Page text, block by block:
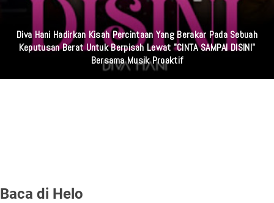
Diva Hani Hadirkan Kisah Percintaan Yang Berakar Pada Sebuah
Keputusan Berat Untuk Berpisah Lewat "CINTA SAMPAI DISINI"
Bersama Musik Proaktif
Baca di Helo